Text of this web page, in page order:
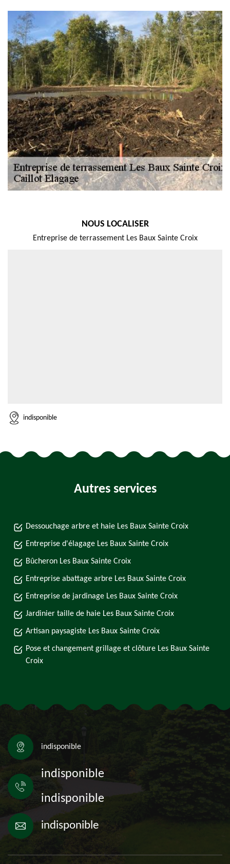
NOUS LOCALISER
Entreprise de terrassement Les Baux Sainte Croix
indisponible
Autres services
Dessouchage arbre et haie Les Baux Sainte Croix
Entreprise d'élagage Les Baux Sainte Croix
Bûcheron Les Baux Sainte Croix
Entreprise abattage arbre Les Baux Sainte Croix
Entreprise de jardinage Les Baux Sainte Croix
Jardinier taille de haie Les Baux Sainte Croix
Artisan paysagiste Les Baux Sainte Croix
Pose et changement grillage et clôture Les Baux Sainte
Croix
indisponible
indisponible
indisponible
indisponible